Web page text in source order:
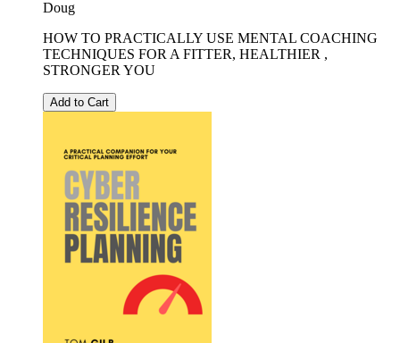
Doug
HOW TO PRACTICALLY USE MENTAL COACHING
TECHNIQUES FOR A FITTER, HEALTHIER ,
STRONGER YOU
Add to Cart